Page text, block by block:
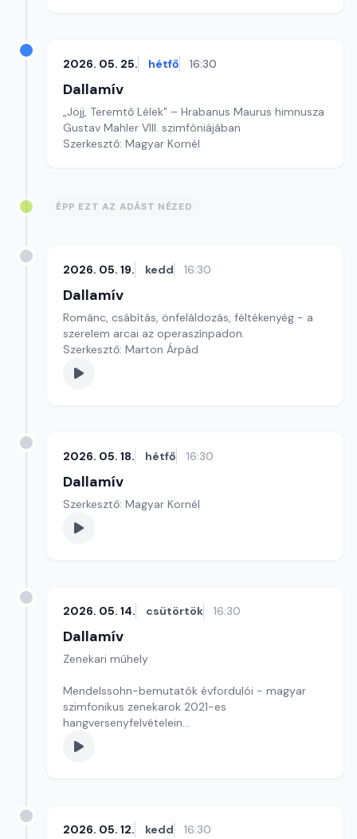
2026. 05. 25. hétfő 16:30
Dallamív
„Jöjj, Teremtő Lélek” – Hrabanus Maurus himnusza
Gustav Mahler VIII. szimfóniájában
Szerkesztő: Magyar Kornél
ÉPP EZT AZ ADÁST NÉZED
2026. 05. 19. kedd 16:30
Dallamív
Románc, csábítás, önfeláldozás, féltékenyég - a
szerelem arcai az operaszínpadon.
Szerkesztő: Marton Árpád
2026. 05. 18. hétfő 16:30
Dallamív
Szerkesztő: Magyar Kornél
2026. 05. 14. csütörtök 16:30
Dallamív
Zenekari műhely
Mendelssohn-bemutatók évfordulói - magyar
szimfonikus zenekarok 2021-es
hangversenyfelvételein
Szerkesztő-műsorvezető: Magyar Kornél
2026. 05. 12. kedd 16:30